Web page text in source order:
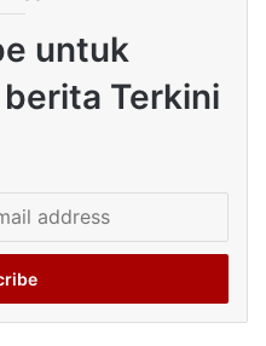
untuk
Terkini